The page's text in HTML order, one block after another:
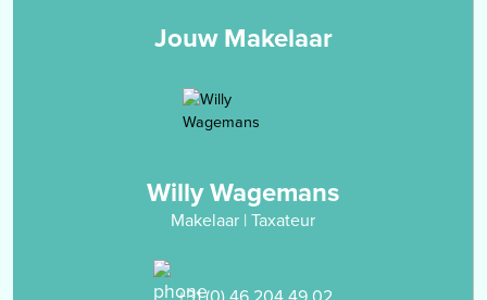
middels vaste trap bereikbare zolderverdieping welke in gebruik is
Op deze verdieping bevinden zich de aansluitpunten voor het
witgoed, de Cv-installatie en het mechanisch ventilatie-systeem.
toetreding om de ruimte af te werken als 4de slaapkamer.
De vloerafwerking is net zoals op de andere verdiepingen een
Jouw Makelaar
Willy Wagemans
Makelaar | Taxateur